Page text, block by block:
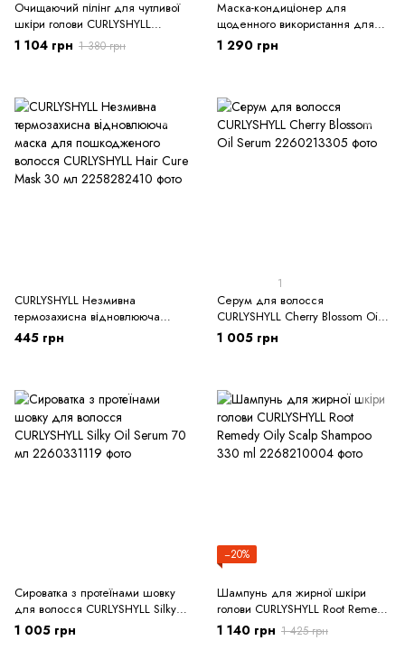
Очищаючий пілінг для чутливої
шкіри голови CURLYSHYLL
REFRESHING SCALER for
Sensitive Scalp 120 g
1 104 грн 1 380 грн
Маска-кондиціонер для
щоденного використання для
пошкодженого волосся
CURLYSHYLL Nutrition Support
1 290 грн
CURLYSHYLL Незмивна
термозахисна відновлююча
маска для пошкодженого
волосся CURLYSHYLL Hair Cure
445 грн
1
Серум для волосся
CURLYSHYLL Cherry Blossom Oil
Serum
1 005 грн
Сироватка з протеїнами шовку
для волосся CURLYSHYLL Silky
Oil Serum 70 мл
1 005 грн
−20%
Шампунь для жирної шкіри
голови CURLYSHYLL Root Remedy
Oily Scalp Shampoo 330 ml
1 140 грн 1 425 грн